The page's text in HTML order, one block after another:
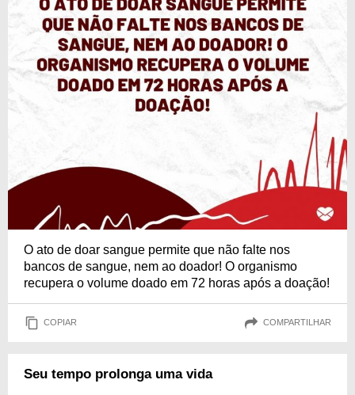
O ato de doar sangue permite que não falte nos
bancos de sangue, nem ao doador! O organismo
recupera o volume doado em 72 horas após a doação!
COPIAR COMPARTILHAR
Seu tempo prolonga uma vida